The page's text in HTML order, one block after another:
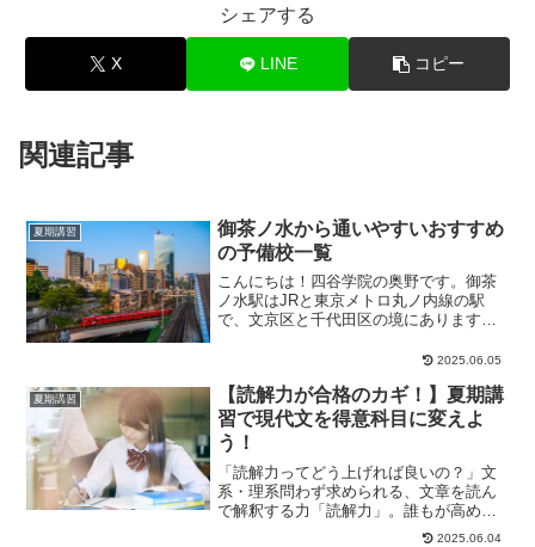
シェアする
X LINE コピー
関連記事
夏期講習
御茶ノ水から通いやすいおすすめ
の予備校一覧
こんにちは！四谷学院の奥野です。御茶
ノ水駅はJRと東京メトロ丸ノ内線の駅
で、文京区と千代田区の境にあります。
2025.06.05
夏期講習
【読解力が合格のカギ！】夏期講
習で現代文を得意科目に変えよ
う！
「読解力ってどう上げれば良いの？」文
系・理系問わず求められる、文章を読ん
で解釈する力「読解力」。誰もが高めた
いとは思うものの、どう勉強すれば効果
2025.06.04